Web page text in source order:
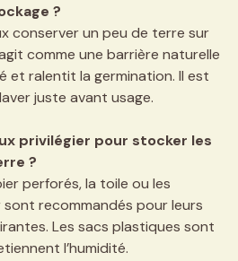
?
conserver un peu de terre sur
comme une barrière naturelle
et ralentit la germination. Il est
juste avant usage.
privilégier pour stocker les
?
perforés, la toile ou les
sont recommandés pour leurs
Les sacs plastiques sont
l’humidité.